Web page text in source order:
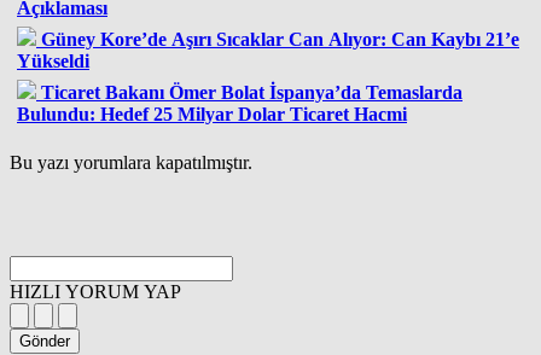
Açıklaması
Güney Kore’de Aşırı Sıcaklar Can Alıyor: Can Kaybı 21’e
Yükseldi
Ticaret Bakanı Ömer Bolat İspanya’da Temaslarda
Bulundu: Hedef 25 Milyar Dolar Ticaret Hacmi
Bu yazı yorumlara kapatılmıştır.
HIZLI YORUM YAP
Gönder